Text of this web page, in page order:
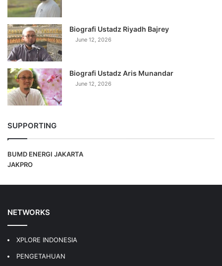
Biografi Ustadz Riyadh Bajrey
June 12, 2026
Biografi Ustadz Aris Munandar
June 12, 2026
SUPPORTING
BUMD ENERGI JAKARTA
JAKPRO
NETWORKS
XPLORE INDONESIA
PENGETAHUAN